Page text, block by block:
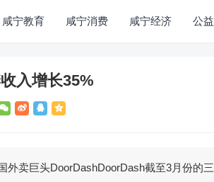
咸宁教育 咸宁消费 咸宁经济 公
入增长35%
外卖巨头DoorDashDoorDash截至3月份的